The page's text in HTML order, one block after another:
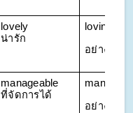
lovely
น่ารัก
lovingly
อย่างรักใ
manageable
ที่จัดการได้
อย่างจัดก